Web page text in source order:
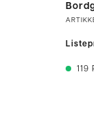
119